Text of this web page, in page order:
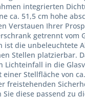
integrierten
ca. 51,5 cm hohe
Verstauen Ihrer
getrennt vom
ist die unbeleuchtete
Stellen platzierbar.
Lichteinfall in die
Stellfläche von
freistehenden
diese passend zu